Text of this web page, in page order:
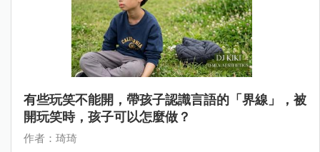
有些玩笑不能開，帶孩子認識言語的「界線」，被
開玩笑時，孩子可以怎麼做？
作者：琦琦